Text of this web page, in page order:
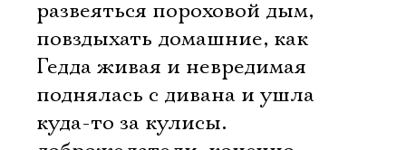
развеяться пороховой дым,
повздыхать домашние, как
Гедда живая и невредимая
поднялась с дивана и ушла
куда-то за кулисы.